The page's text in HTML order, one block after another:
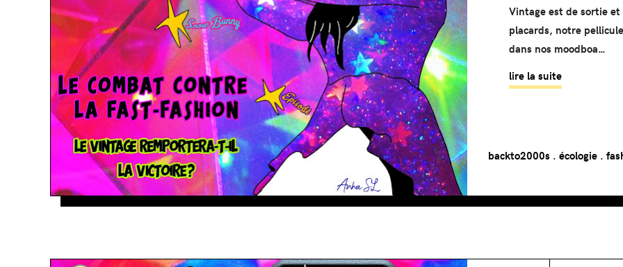
Vintage est de sortie
placards, notre
dans nos moodboa…
lire la suite
backto2000s . écologie .